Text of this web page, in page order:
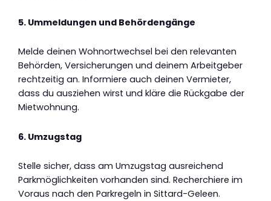
5. Ummeldungen und Behördengänge
Melde deinen Wohnortwechsel bei den relevanten
Behörden, Versicherungen und deinem Arbeitgeber
rechtzeitig an. Informiere auch deinen Vermieter,
dass du ausziehen wirst und kläre die Rückgabe der
Mietwohnung.
6. Umzugstag
Stelle sicher, dass am Umzugstag ausreichend
Parkmöglichkeiten vorhanden sind. Recherchiere im
Voraus nach den Parkregeln in Sittard-Geleen.